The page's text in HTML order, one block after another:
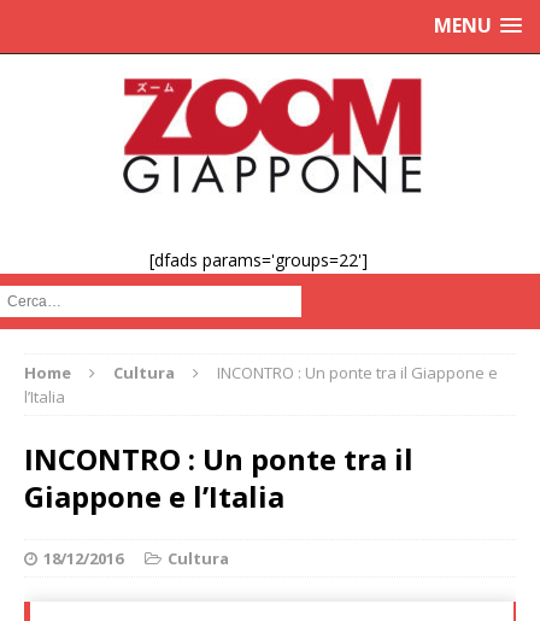
MENU
[dfads params='groups=22']
Cerca :
Home Cultura
INCONTRO : Un ponte tra il Giappone e
l’Italia
INCONTRO : Un ponte tra il
Giappone e l’Italia
18/12/2016 Cultura